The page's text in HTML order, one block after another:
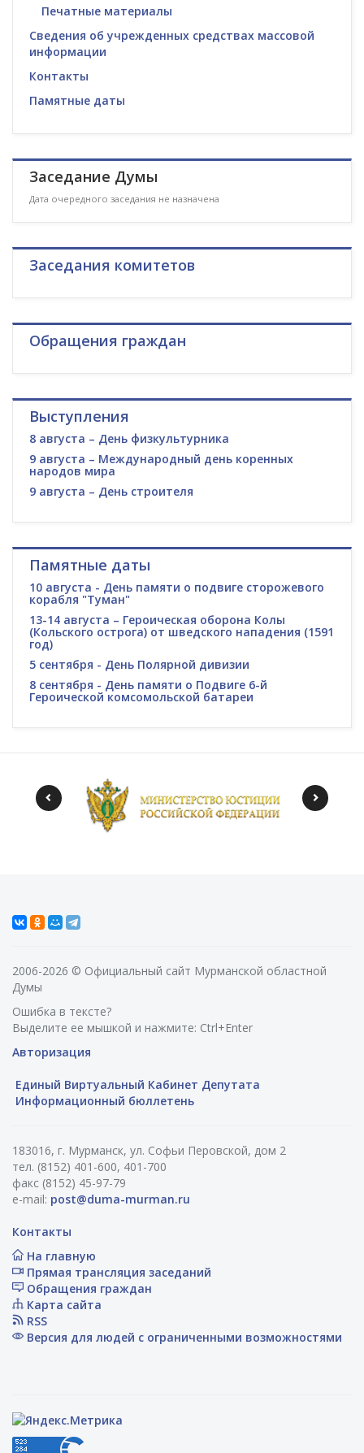
Печатные материалы
Сведения об учрежденных средствах массовой
информации
Контакты
Памятные даты
Заседание Думы
Дата очередного заседания не назначена
Заседания комитетов
Обращения граждан
Выступления
8 августа – День физкультурника
9 августа – Международный день коренных
народов мира
9 августа – День строителя
Памятные даты
10 августа - День памяти о подвиге сторожевого
корабля "Туман"
13-14 августа – Героическая оборона Колы
(Кольского острога) от шведского нападения (1591
год)
5 сентября - День Полярной дивизии
8 сентября - День памяти о Подвиге 6-й
Героической комсомольской батареи
2006-2026 © Официальный сайт Мурманской областной
Думы
Ошибка в тексте?
Выделите ее мышкой и нажмите: Ctrl+Enter
Авторизация
Единый Виртуальный Кабинет Депутата
Информационный бюллетень
183016, г. Мурманск, ул. Софьи Перовской, дом 2
тел. (8152) 401-600, 401-700
факс (8152) 45-97-79
e-mail: post@duma-murman.ru
Контакты
На главную
Прямая трансляция заседаний
Обращения граждан
Карта сайта
RSS
Версия для людей с ограниченными возможностями